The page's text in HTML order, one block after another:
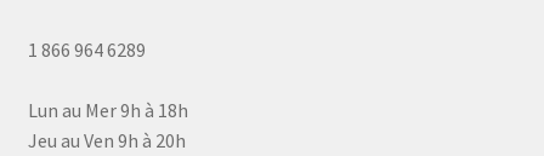
1 866 964 6289
Lun au Mer 9h à 18h
Jeu au Ven 9h à 20h